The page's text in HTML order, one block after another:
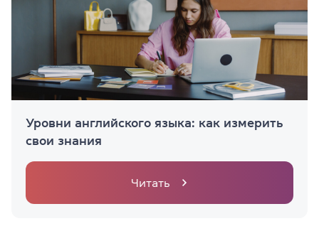
Уровни английского языка: как измерить
свои знания
Читать